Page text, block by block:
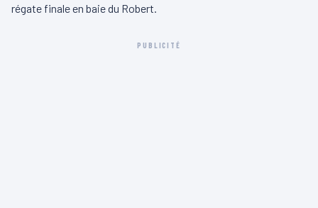
régate finale en baie du Robert.
PUBLICITÉ